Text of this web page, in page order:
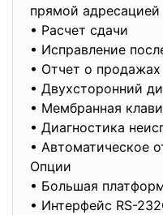
прямой адресацией
• Расчет сдачи
• Исправление
• Отчет о продажах
• Двухсторонний
• Мембранная
• Диагностика
• Автоматическое
Опции
• Большая
• Интерфейс RS-